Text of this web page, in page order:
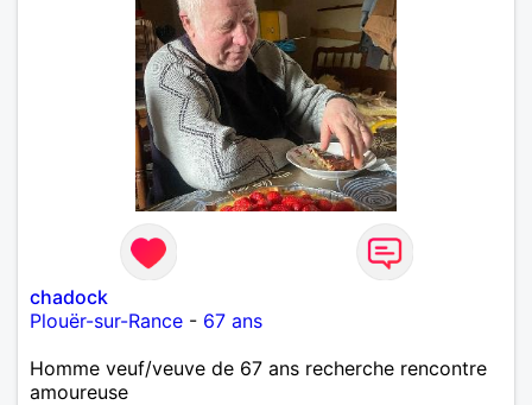
chadock
Plouër-sur-Rance - 67 ans
Homme veuf/veuve de 67 ans recherche rencontre
amoureuse